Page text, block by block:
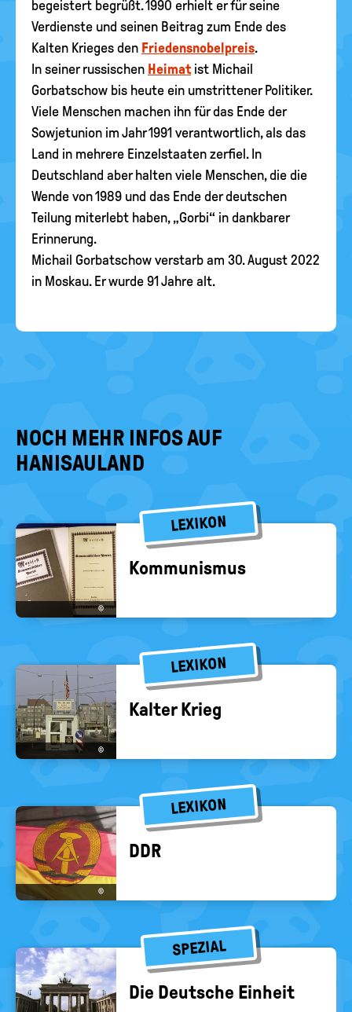
begeistert begrüßt. 1990 erhielt er für seine
Verdienste und seinen Beitrag zum Ende des
Kalten Krieges den Friedensnobelpreis.
In seiner russischen Heimatist Michail
Gorbatschow bis heute ein umstrittener Politiker.
Viele Menschen machen ihn für das Ende der
Sowjetunion im Jahr 1991 verantwortlich, als das
Land in mehrere Einzelstaaten zerfiel. In
Deutschland aber halten viele Menschen, die die
Wende von 1989 und das Ende der deutschen
Teilung miterlebt haben, „Gorbi“ in dankbarer
Erinnerung.
Michail Gorbatschow verstarb am 30. August 2022
in Moskau. Er wurde 91 Jahre alt.
NOCH MEHR INFOS AUF
HANISAULAND
LEXIKON
©
Kom­mu­nis­mus
LEXIKON
©
Kal­ter Krieg
LEXIKON
©
DDR
SPEZIAL
Die Deut­sche Ein­heit